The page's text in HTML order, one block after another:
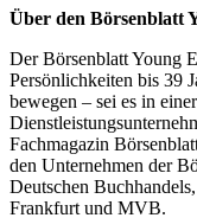
Über den Börsenblatt
Der Börsenblatt Young
Persönlichkeiten bis 39
bewegen – sei es in
Fachmagazin
den Unternehmen der
Deutschen
Frankfurt und MVB.